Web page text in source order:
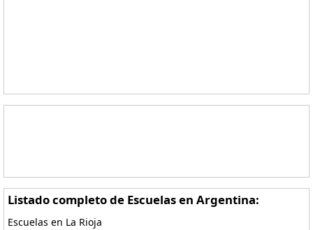
Listado completo de Escuelas en Argentina:
Escuelas en La Rioja